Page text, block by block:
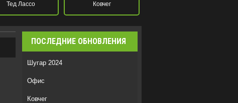
Тед Лассо Ковчег
ПОСЛЕДНИЕ ОБНОВЛЕНИЯ
Шугар 2024
Офис
Ковчег